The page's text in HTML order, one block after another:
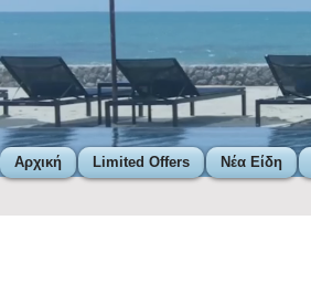
Αρχική Limited Offers Νέα Είδη